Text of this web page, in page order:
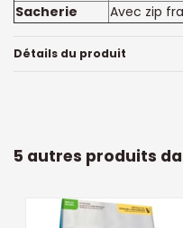
Sacherie
Avec zip
Détails du produit
5 autres produits